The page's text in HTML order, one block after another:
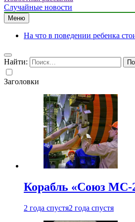
Случайные новости
Меню
На что в поведении ребенка
Найти:
Заголовки
Корабль «Союз МС-
2 года спустя2 года спустя